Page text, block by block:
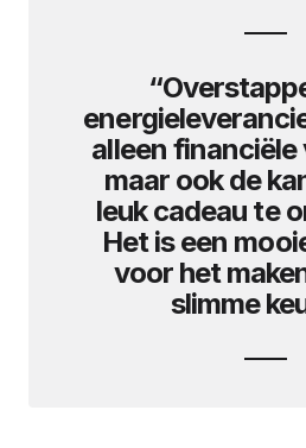
alleen
maar ook de
leuk cadeau te
Het is een
voor het
slimme